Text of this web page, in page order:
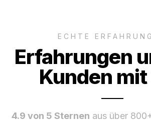
ECHTE
Erfahrungen
Kunden
4.9 von 5 Sternen aus über